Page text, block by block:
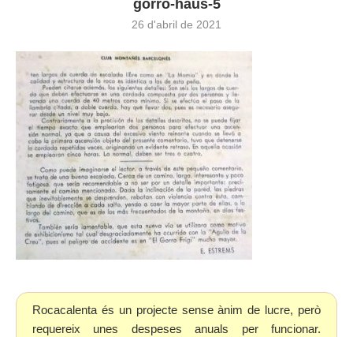
gorro-haus-5
26 d'abril de 2021
Rocacalenta és un projecte sense ànim de lucre, però
requereix unes despeses anuals per funcionar.